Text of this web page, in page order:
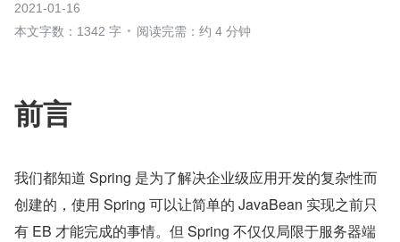
2021-01-16
本文字数：1342 字
阅读完需：约 4 分钟
前言
我们都知道 Spring 是为了解决企业级应用开发的复杂性而
创建的，使用 Spring 可以让简单的 JavaBean 实现之前只
有 EB 才能完成的事情。但 Spring 不仅仅局限于服务器端